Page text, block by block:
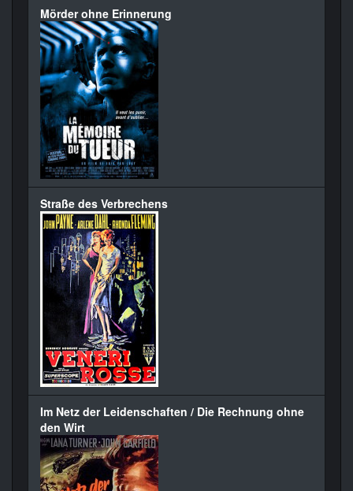
Mörder ohne Erinnerung
Straße des Verbrechens
Im Netz der Leidenschaften / Die Rechnung ohne
den Wirt